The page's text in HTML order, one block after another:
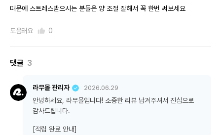
때문에 스트레스받으시는 분들은 양 조절 잘해서 꼭 한번 써보세요
도움돼요 0
댓글 3
라무몰 관리자 2026.06.29
안녕하세요, 라무몰입니다! 소중한 리뷰 남겨주셔서 진심으로
감사드립니다.
[적립 완료 안내]